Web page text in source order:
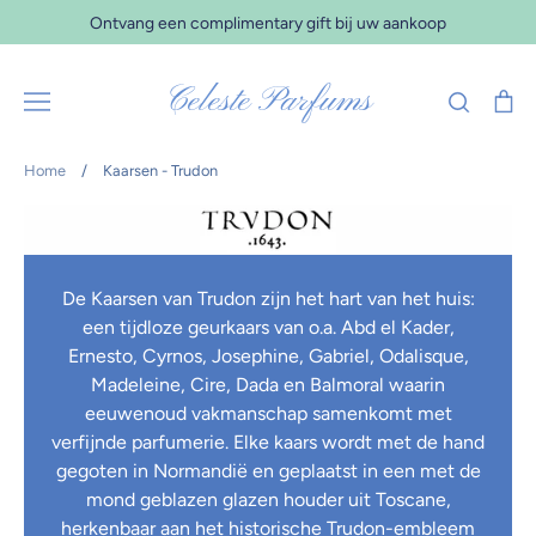
naar
Ontvang een complimentary gift bij uw aankoop
Celeste Parfums Zoeken
Home / Kaarsen - Trudon
De Kaarsen van Trudon zijn het hart van het huis:
een tijdloze geurkaars van o.a. Abd el Kader,
Ernesto, Cyrnos, Josephine, Gabriel, Odalisque,
Madeleine, Cire, Dada en Balmoral waarin
eeuwenoud vakmanschap samenkomt met
verfijnde parfumerie. Elke kaars wordt met de hand
gegoten in Normandië en geplaatst in een met de
mond geblazen glazen houder uit Toscane,
herkenbaar aan het historische Trudon-embleem